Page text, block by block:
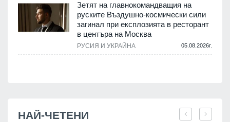
Зетят на главнокомандващия на
руските Въздушно-космически сили
загинал при експлозията в ресторант
в центъра на Москва
РУСИЯ И УКРАЙНА 05.08.2026г.
НАЙ-ЧЕТЕНИ